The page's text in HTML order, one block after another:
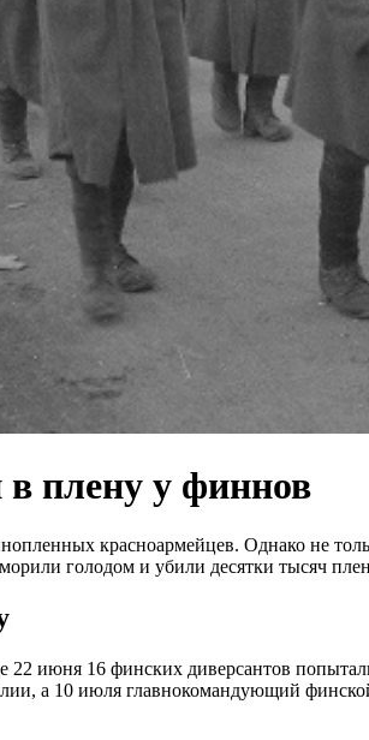
плену у финнов
красноармейцев. Однако не
голодом и убили десятки тысяч
июня 16 финских диверсантов
а 10 июля главнокомандующий